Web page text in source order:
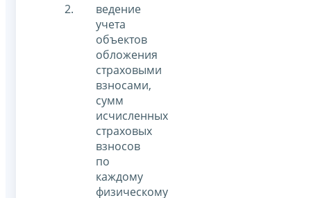
ведение
учета
объектов
обложения
страховыми
взносами,
сумм
исчисленных
страховых
взносов
по
каждому
физическому